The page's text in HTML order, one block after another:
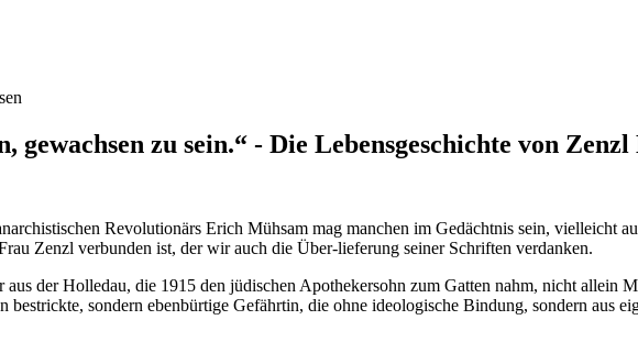
gewachsen zu sein.“ - Die Lebensgeschichte von
Revolutionärs Erich Mühsam mag manchen im Gedächtnis sein, vielleicht
Zenzl verbunden ist, der wir auch die Über-lieferung seiner Schriften verdanken.
der Holledau, die 1915 den jüdischen Apothekersohn zum Gatten nahm, nicht allein
sondern ebenbürtige Gefährtin, die ohne ideologische Bindung, sondern aus